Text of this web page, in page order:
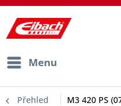
Menu
Přehled M3 420 PS